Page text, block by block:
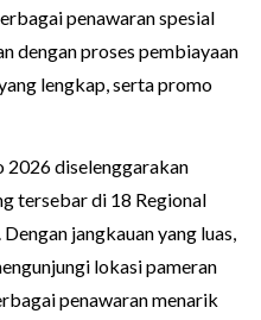
penawaran spesial
dengan proses pembiayaan
lengkap, serta promo
2026 diselenggarakan
tersebar di 18 Regional
jangkauan yang luas,
lokasi pameran
penawaran menarik